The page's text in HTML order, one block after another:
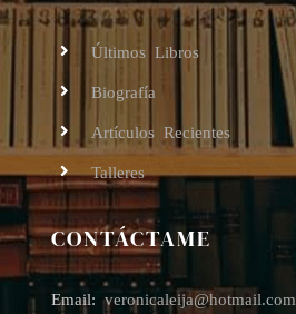
Últimos Libros
Biografía
Artículos Recientes
Talleres
CONTÁCTAME
Email:veronicaleija@hotmail.com